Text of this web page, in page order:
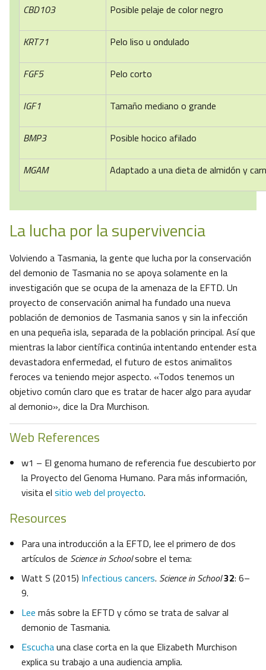
CBD103 Posible pelaje de color negro
KRT71 Pelo liso u ondulado
FGF5 Pelo corto
IGF1 Tamaño mediano o grande
BMP3 Posible hocico afilado
MGAM Adaptado a una dieta de almidón y
La lucha por la supervivencia
Volviendo a Tasmania, la gente que lucha por la conservación
del demonio de Tasmania no se apoya solamente en la
investigación que se ocupa de la amenaza de la EFTD. Un
proyecto de conservación animal ha fundado una nueva
población de demonios de Tasmania sanos y sin la infección
en una pequeña isla, separada de la población principal. Así que
mientras la labor científica continúa intentando entender esta
devastadora enfermedad, el futuro de estos animalitos
feroces va teniendo mejor aspecto. «Todos tenemos un
objetivo común claro que es tratar de hacer algo para ayudar
al demonio», dice la Dra Murchison.
Web References
w1 – El genoma humano de referencia fue descubierto por
la Proyecto del Genoma Humano. Para más información,
visita el sitio web del proyecto.
Resources
Para una introducción a la EFTD, lee el primero de dos
artículos de Science in Schoolsobre el tema:
Watt S (2015) Infectious cancers. Science in School32: 6–
9.
Lee más sobre la EFTD y cómo se trata de salvar al
demonio de Tasmania.
Escuchauna clase corta en la que Elizabeth Murchison
explica su trabajo a una audiencia amplia.